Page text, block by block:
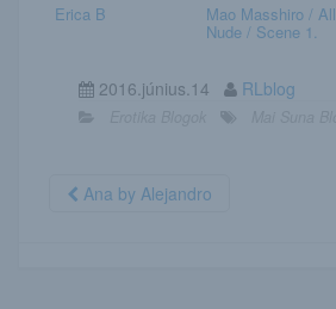
Erica B Mao Masshiro / All
Nude / Scene 1.
2016.június.14 RLblog
Ana by Alejandro